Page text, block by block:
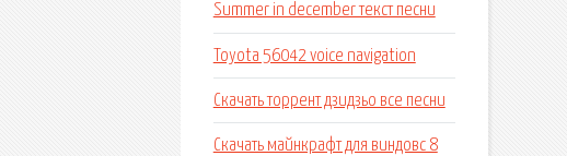
Summer in december текст песни
Toyota 56042 voice navigation
Скачать торрент дзидзьо все песни
Скачать майнкрафт для виндовс 8